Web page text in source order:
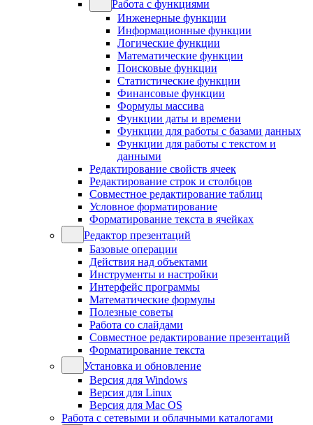
Работа с функциями
Инженерные функции
Информационные функции
Логические функции
Математические функции
Поисковые функции
Статистические функции
Финансовые функции
Формулы массива
Функции даты и времени
Функции для работы с базами данных
Функции для работы с текстом и
данными
Редактирование свойств ячеек
Редактирование строк и столбцов
Совместное редактирование таблиц
Условное форматирование
Форматирование текста в ячейках
Редактор презентаций
Базовые операции
Действия над объектами
Инструменты и настройки
Интерфейс программы
Математические формулы
Полезные советы
Работа со слайдами
Совместное редактирование презентаций
Форматирование текста
Установка и обновление
Версия для Windows
Версия для Linux
Версия для Mac OS
Работа с сетевыми и облачными каталогами